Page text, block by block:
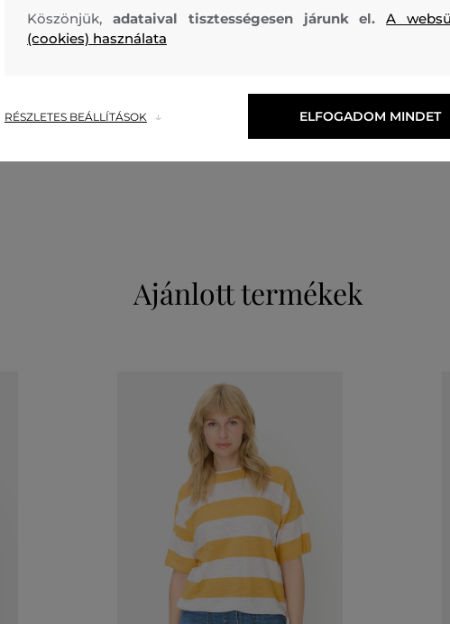
felső anyag
ÚJRAHASZNOSÍTOTT POLIÉSZTER
Ajánlott termékek
Köszönjük, adataival tisztességesen járunk el.A
(cookies) használata
RÉSZLETES BEÁLLÍTÁSOK ELFOGADOM MINDET